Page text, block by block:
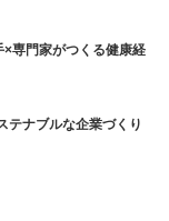
専門家がつくる健康経
テナブルな企業づくり